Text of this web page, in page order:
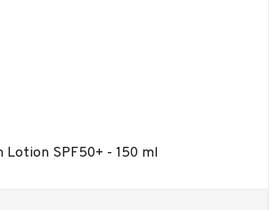
Lotion SPF50+ - 150 ml